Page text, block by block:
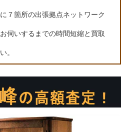
７箇所の出張拠点ネットワーク
伺いするまでの時間短縮と買取
。